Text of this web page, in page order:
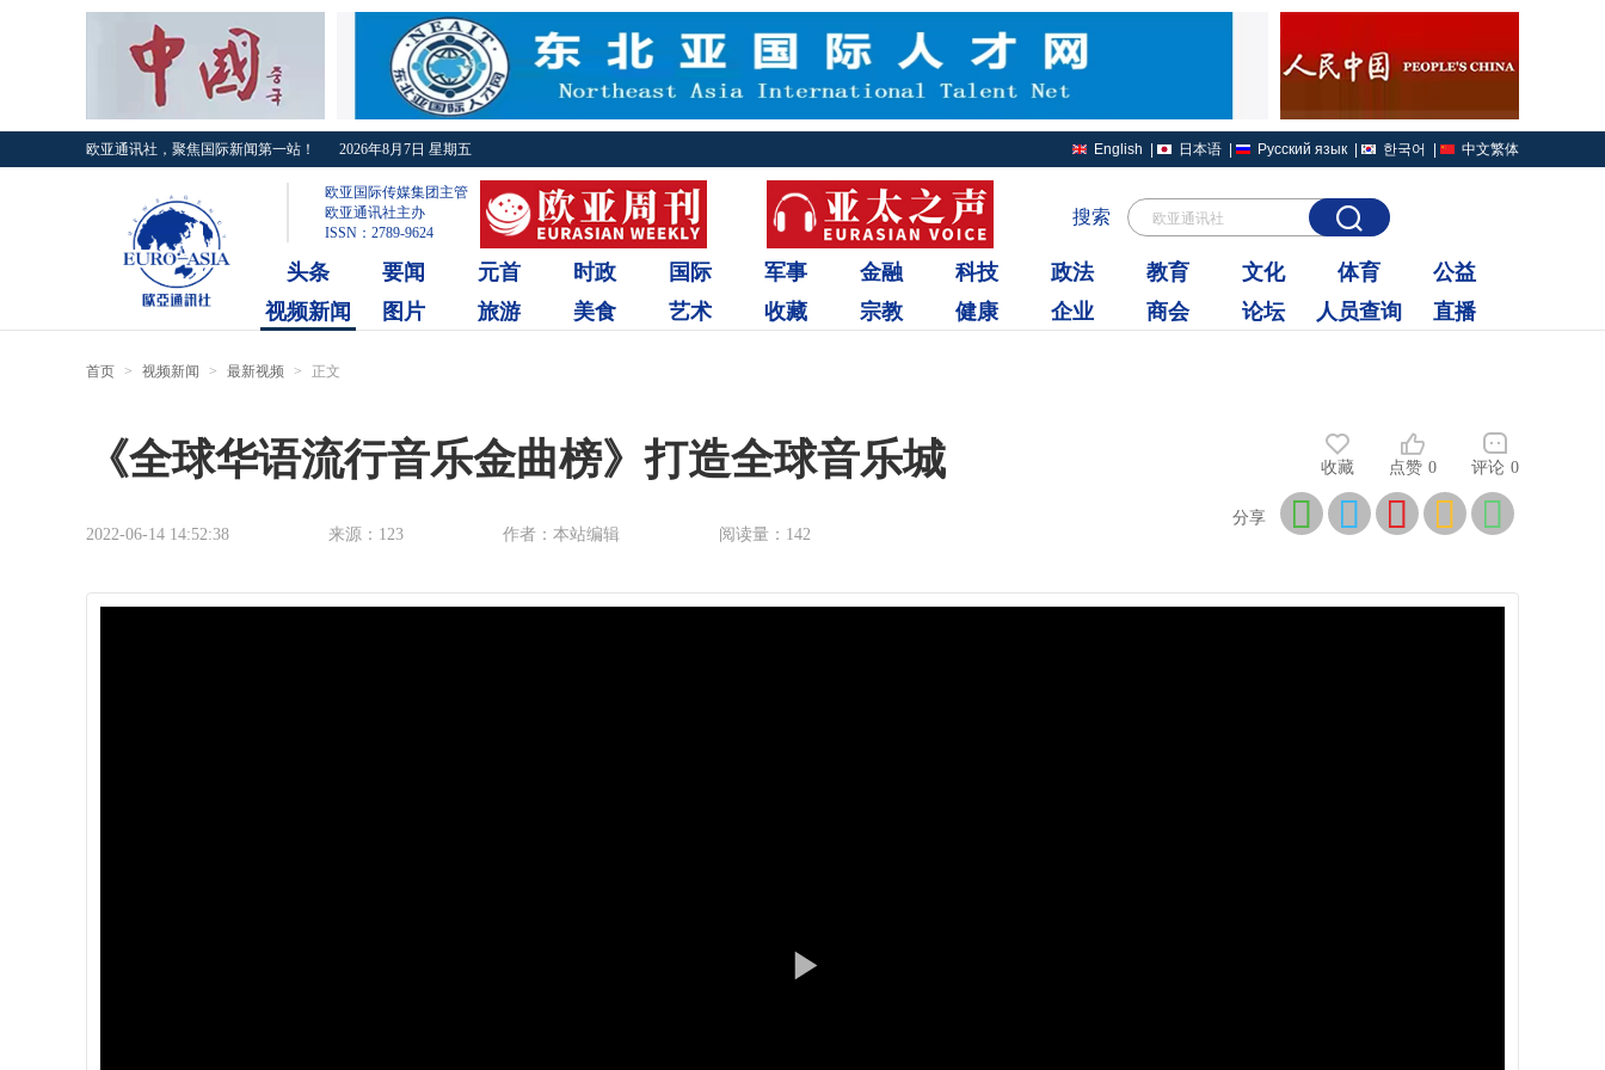
欧亚通讯社，聚焦国际新闻第一站！ 2026年8月7日 星期五 English 日本语 Русский язык 한국어 中文繁体
欧亚国际传媒集团主管
欧亚通讯社主办
ISSN：2789-9624
搜索 欧亚通讯社
头条 要闻 元首 时政 国际 军事 金融 科技 政法 教育 文化 体育
公益
视频新闻
图片 旅游 美食 艺术 收藏 宗教 健康 企业 商会 论坛 人员查询 直播
首页 > 视频新闻 > 最新视频 > 正文
《全球华语流行音乐金曲榜》打造全球音乐城 收藏 点赞 0 评论 0
2022-06-14 14:52:38 来源：123 作者：本站编辑 阅读量：142
分享